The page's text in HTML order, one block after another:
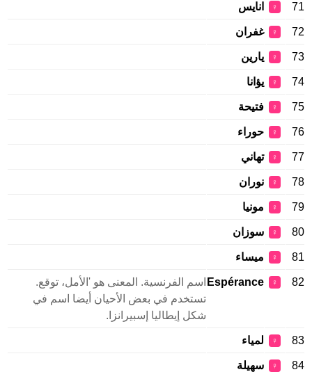
71
♀ انايس
72
♀ غفران
73
♀ يارين
74
♀ يؤانا
75
♀ فتيحة
76
♀ حوراء
77
♀ تهاني
78
♀ نوران
79
♀ مونيا
80
♀ سوزان
81
♀ ميساء
82
♀
Espérance اسم الفرنسية. المعنى هو 'الأمل، توقع.
تستخدم في بعض الأحيان أيضا اسم في
شكل إيطاليا إسبيرانزا.
83
♀ لمياء
84
♀ سهيلة